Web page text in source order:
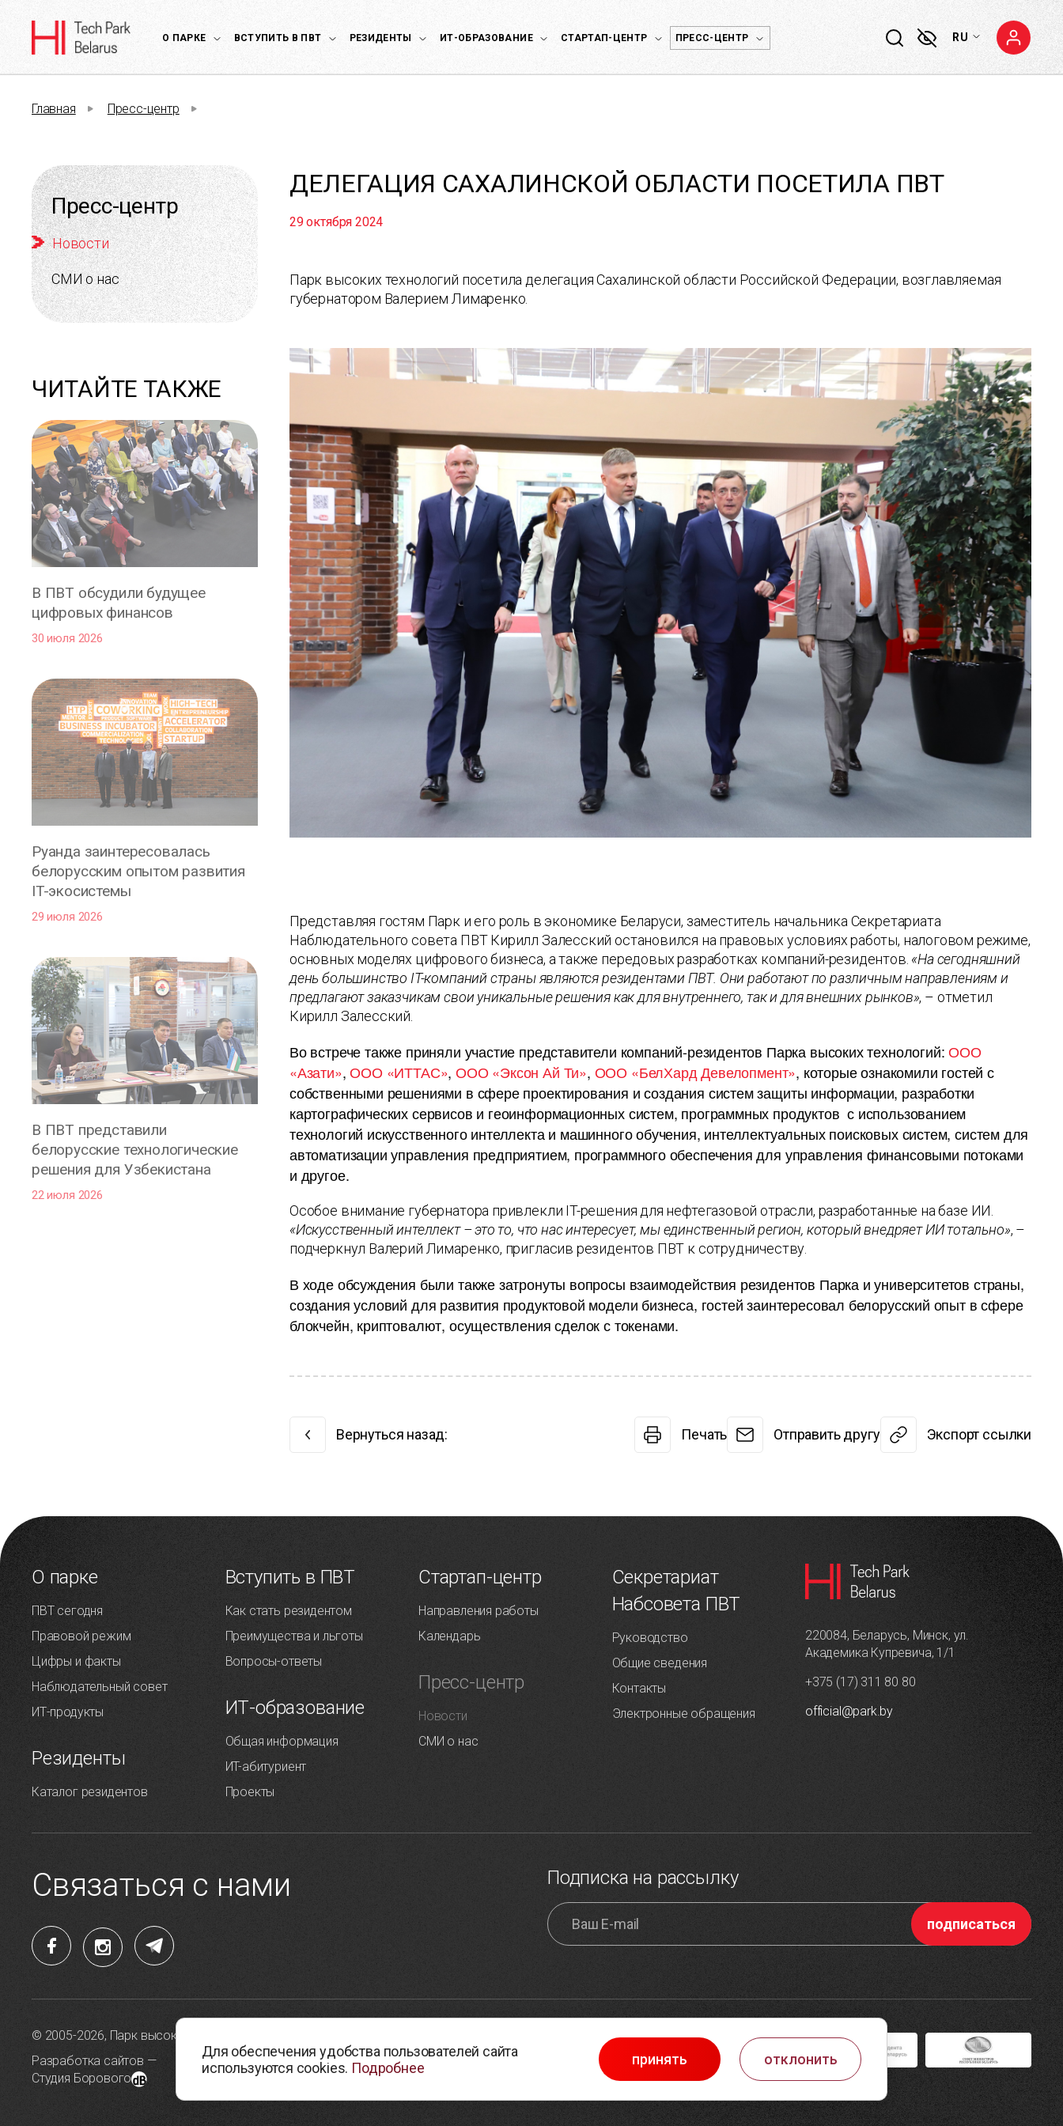
О ПАРКЕ ВСТУПИТЬ В ПВТ РЕЗИДЕНТЫ ИТ-ОБРАЗОВАНИЕ СТАРТАП-ЦЕНТР ПРЕСС-ЦЕНТР RU
Главная Пресс-центр
Пресс-центр
Новости
СМИ о нас
ЧИТАЙТЕ ТАКЖЕ
В ПВТ обсудили будущее
цифровых финансов
30 июля 2026
Руанда заинтересовалась
белорусским опытом развития
IT-экосистемы
29 июля 2026
В ПВТ представили
белорусские технологические
решения для Узбекистана
22 июля 2026
ДЕЛЕГАЦИЯ САХАЛИНСКОЙ ОБЛАСТИ ПОСЕТИЛА ПВТ
29 октября 2024
Парк высоких технологий посетила делегация Сахалинской области Российской Федерации, возглавляемая
губернатором Валерием Лимаренко.
Представляя гостям Парк и его роль в экономике Беларуси, заместитель начальника Секретариата
Наблюдательного совета ПВТ Кирилл Залесский остановился на правовых условиях работы, налоговом режиме,
основных моделях цифрового бизнеса, а также передовых разработках компаний-резидентов. «На сегодняшний
день большинство IT-компаний страны являются резидентами ПВТ. Они работают по различным направлениям и
предлагают заказчикам свои уникальные решения как для внутреннего, так и для внешних рынков», – отметил
Кирилл Залесский.
Во встрече также приняли участие представители компаний-резидентов Парка высоких технологий:ООО
«Азати»,ООО «ИТТАС»,ООО «Эксон Ай Ти», ООО «БелХард Девелопмент», которые ознакомили гостей с
собственными решениями в сфере проектирования и создания систем защиты информации, разработки
картографических сервисов и геоинформационных систем, программных продуктов с использованием
технологий искусственного интеллекта и машинного обучения, интеллектуальных поисковых систем, систем для
автоматизации управления предприятием, программного обеспечения для управления финансовыми потоками
и другое.
Особое внимание губернатора привлекли IT-решения для нефтегазовой отрасли, разработанные на базе ИИ.
«Искусственный интеллект – это то, что нас интересует, мы единственный регион, который внедряет ИИ тотально», –
подчеркнул Валерий Лимаренко, пригласив резидентов ПВТ к сотрудничеству.
В ходе обсуждения были также затронуты вопросы взаимодействия резидентов Парка и университетов страны,
создания условий для развития продуктовой модели бизнеса, гостей заинтересовал белорусский опыт в сфере
блокчейн, криптовалют, осуществления сделок с токенами.
Вернуться назад: Печать Отправить другу Экспорт ссылки
О парке
ПВТ сегодня
Правовой режим
Цифры и факты
Наблюдательный совет
ИТ-продукты
Резиденты
Каталог резидентов
Вступить в ПВТ
Как стать резидентом
Преимущества и льготы
Вопросы-ответы
ИТ-образование
Общая информация
ИT-абитуриент
Проекты
Стартап-центр
Направления работы
Календарь
Пресс-центр
Новости
СМИ о нас
Секретариат
Набсовета ПВТ
Руководство
Общие сведения
Контакты
Электронные обращения
220084, Беларусь, Минск, ул.
Академика Купревича, 1/1
+375 (17) 311 80 80
official@park.by
Связаться с нами Подписка на рассылку
© 2005-2026, Парк высоких технологий
Разработка сайтов —
Студия Борового
данных
Политика в отношении обработки
Карта сайта
Выбор настроек cookie
Для обеспечения удобства пользователей сайта
используются cookies. Подробнее принять отклонить